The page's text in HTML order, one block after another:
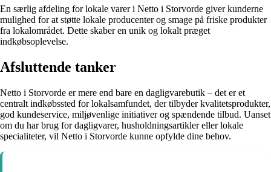
En særlig afdeling for lokale varer i Netto i Storvorde giver kunderne
mulighed for at støtte lokale producenter og smage på friske produkter
fra lokalområdet. Dette skaber en unik og lokalt præget
indkøbsoplevelse.
Afsluttende tanker
Netto i Storvorde er mere end bare en dagligvarebutik – det er et
centralt indkøbssted for lokalsamfundet, der tilbyder kvalitetsprodukter,
god kundeservice, miljøvenlige initiativer og spændende tilbud. Uanset
om du har brug for dagligvarer, husholdningsartikler eller lokale
specialiteter, vil Netto i Storvorde kunne opfylde dine behov.